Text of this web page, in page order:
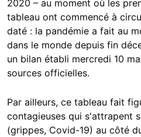
2020 – au moment où les
tableau ont commencé à
daté : la pandémie a fait au
dans le monde depuis fin
un bilan établi mercredi 10
sources officielles.
Par ailleurs, ce tableau fait
contagieuses qui s'attrapent
(grippes, Covid-19) au côté